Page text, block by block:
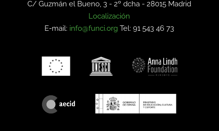
C/ Guzmán el Bueno, 3 - 2º dcha -28015 Madrid
Localización
E-mail: info@funci.org Tel: 91 543 46 73